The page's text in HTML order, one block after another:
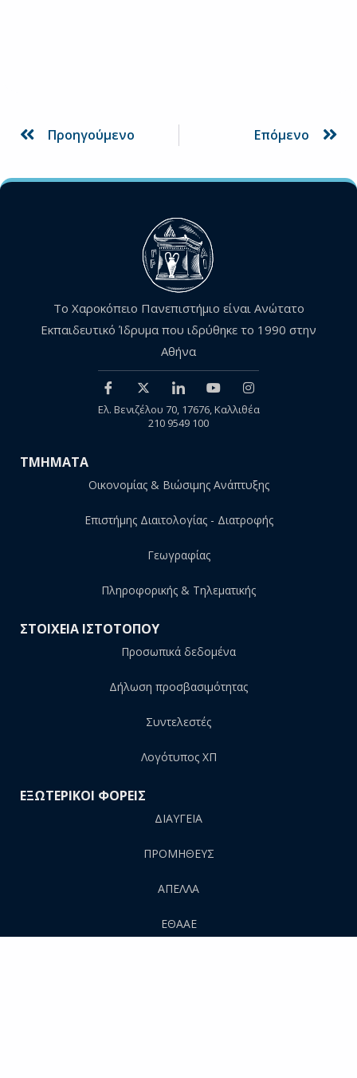
Προηγούμενο Επόμενο
Το Χαροκόπειο Πανεπιστήμιο είναι Ανώτατο
Εκπαιδευτικό Ίδρυμα που ιδρύθηκε το 1990 στην
Αθήνα
Ελ. Βενιζέλου 70, 17676, Καλλιθέα
210 9549 100
ΤΜΗΜΑΤΑ
Οικονομίας & Βιώσιμης Ανάπτυξης
Επιστήμης Διαιτολογίας - Διατροφής
Γεωγραφίας
Πληροφορικής & Τηλεματικής
ΣΤΟΙΧΕΙΑ ΙΣΤΟΤΟΠΟΥ
Προσωπικά δεδομένα
Δήλωση προσβασιμότητας
Συντελεστές
Λογότυπος ΧΠ
ΕΞΩΤΕΡΙΚΟΙ ΦΟΡΕΙΣ
ΔΙΑΥΓΕΙΑ
ΠΡΟΜΗΘΕΥΣ
AΠΕΛΛΑ
ΕΘΑΑΕ